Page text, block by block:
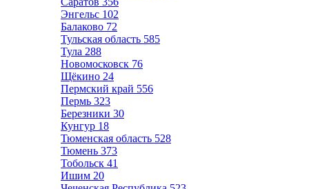
Энгельс 102
Балаково 72
Тульская область 585
Тула 288
Новомосковск 76
Щёкино 24
Пермский край 556
Пермь 323
Березники 30
Кунгур 18
Тюменская область 528
Тюмень 373
Тобольск 41
Ишим 20